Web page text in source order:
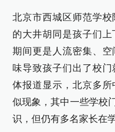
北京市西城区师范学
的大井胡同是孩子们
期间更是人流密集、
味导致孩子们出了校
体报道显示，北京多
似现象，其中一些学校
识，但仍有多名家长在